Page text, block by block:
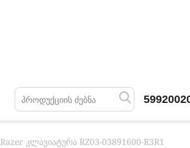
Razer კლავიატურა RZ03-03891600-R3R1